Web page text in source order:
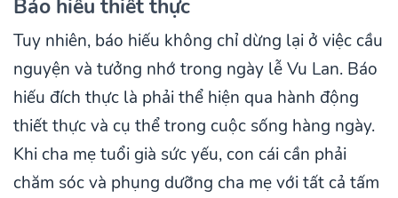
Báo hiếu thiết thực
Tuy nhiên, báo hiếu không chỉ dừng lại ở việc cầu
nguyện và tưởng nhớ trong ngày lễ Vu Lan. Báo
hiếu đích thực là phải thể hiện qua hành động
thiết thực và cụ thể trong cuộc sống hàng ngày.
Khi cha mẹ tuổi già sức yếu, con cái cần phải
chăm sóc và phụng dưỡng cha mẹ với tất cả tấm